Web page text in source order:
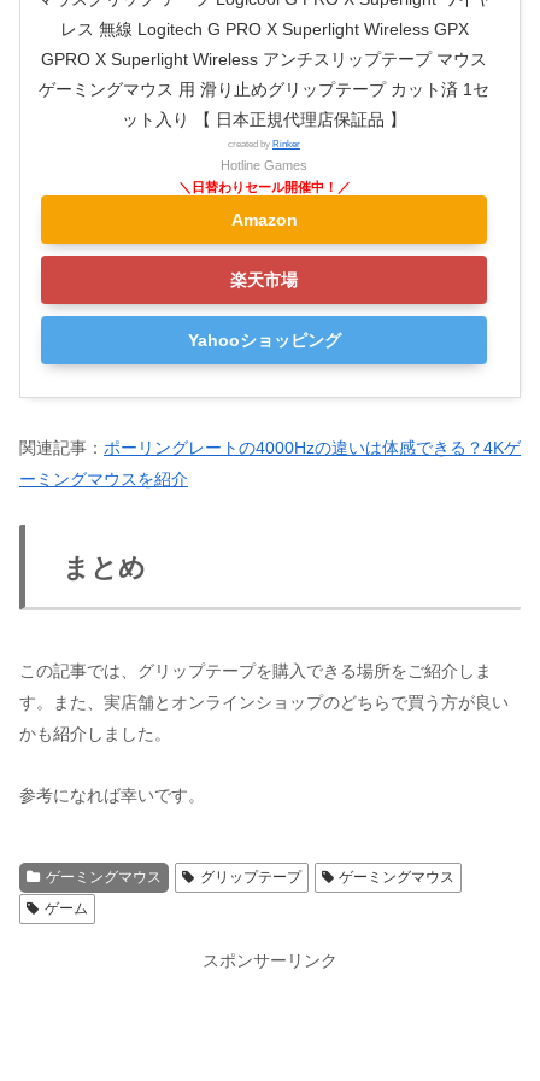
レス 無線 Logitech G PRO X Superlight Wireless GPX
GPRO X Superlight Wireless アンチスリップテープ マウス
ゲーミングマウス 用 滑り止めグリップテープ カット済 1セ
ット入り 【 日本正規代理店保証品 】
created by Rinker
Hotline Games
Amazon
楽天市場
Yahooショッピング
関連記事： ポーリングレートの4000Hzの違いは体感できる？4Kゲ
ーミングマウスを紹介
まとめ
この記事では、グリップテープを購入できる場所をご紹介しま
す。また、実店舗とオンラインショップのどちらで買う方が良い
かも紹介しました。
参考になれば幸いです。
ゲーミングマウス グリップテープ
ゲーミングマウス
ゲーム
スポンサーリンク